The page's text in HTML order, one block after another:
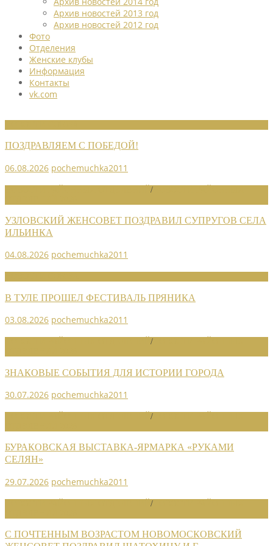
Архив новостей 2013 год
Архив новостей 2012 год
Фото
Отделения
Женские клубы
Информация
Контакты
vk.com
ПОЗДРАВЛЯЕМ С ПОБЕДОЙ!
06.08.2026 pochemuchka2011
/
УЗЛОВСКИЙ ЖЕНСОВЕТ ПОЗДРАВИЛ СУПРУГОВ СЕЛА
ИЛЬИНКА
04.08.2026 pochemuchka2011
В ТУЛЕ ПРОШЕЛ ФЕСТИВАЛЬ ПРЯНИКА
03.08.2026 pochemuchka2011
/
ЗНАКОВЫЕ СОБЫТИЯ ДЛЯ ИСТОРИИ ГОРОДА
30.07.2026 pochemuchka2011
/
БУРАКОВСКАЯ ВЫСТАВКА-ЯРМАРКА «РУКАМИ
СЕЛЯН»
29.07.2026 pochemuchka2011
/
С ПОЧТЕННЫМ ВОЗРАСТОМ НОВОМОСКОВСКИЙ